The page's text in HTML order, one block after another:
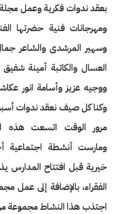
بعقد ندوات فكرية وعمل
ومهرجانات فنية حضرتها
وسهير المرشدى والشاعر
العسال والكاتبة أمينة
ووجيه عزيز وأسامة انور
وكنا كل صيف نعقد ندوات
مرور الوقت اتسعت هذه
ومارست أنشطة
خيرية قبل افتتاح المدارس
الفقراء، بالإضافة إلى عمل
اجتذب هذا النشاط مجموعة